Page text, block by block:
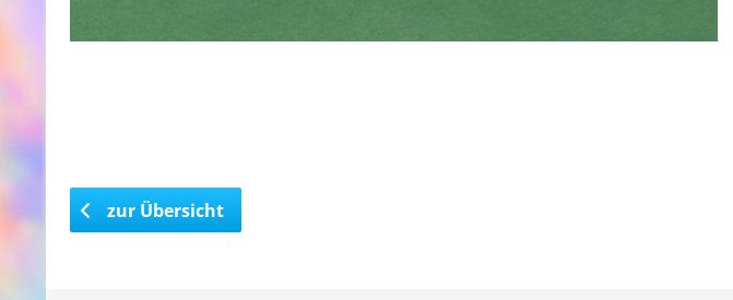
zur Übersicht